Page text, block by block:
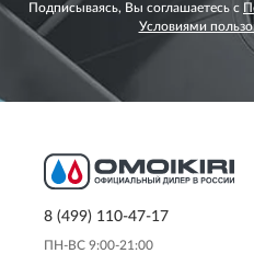
Подписываясь, Вы соглашаетесь с
Условиями
8 (499) 110-47-17
ПН-ВС 9:00-21:00